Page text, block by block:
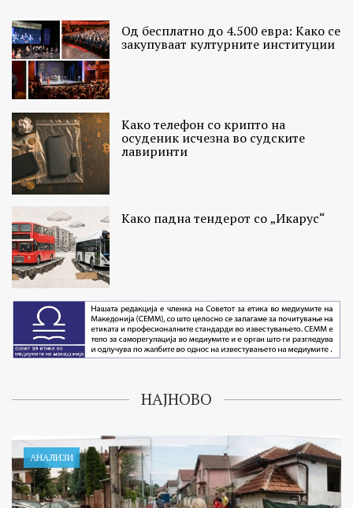
Од бесплатно до 4.500 евра: Како се
закупуваат културните институции
Како телефон со крипто на
осуденик исчезна во судските
лавиринти
Како падна тендерот со „Икарус“
НАЈНОВО
АНАЛИЗИ